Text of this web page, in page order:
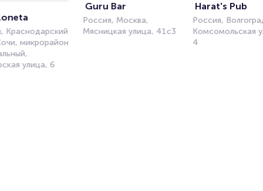
Краснодарский
микрорайон
улица, 6
Guru Bar
Россия, Москва,
Мясницкая улица, 41с3
Harat's Pub
Россия,
Комсомольская
4